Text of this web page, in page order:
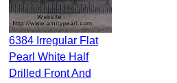
6384 Irregular Flat
Pearl White Half
Drilled Front And